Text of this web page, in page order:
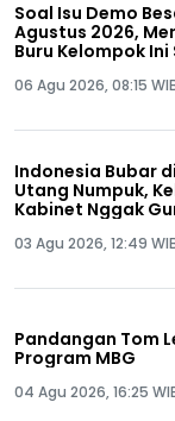
Soal Isu Demo
Agustus 2026,
Buru Kelompok
06 Agu 2026, 08:15
Indonesia Bubar
Utang Numpuk,
Kabinet Nggak
03 Agu 2026, 12:49
Pandangan Tom
Program MBG
04 Agu 2026, 16:25